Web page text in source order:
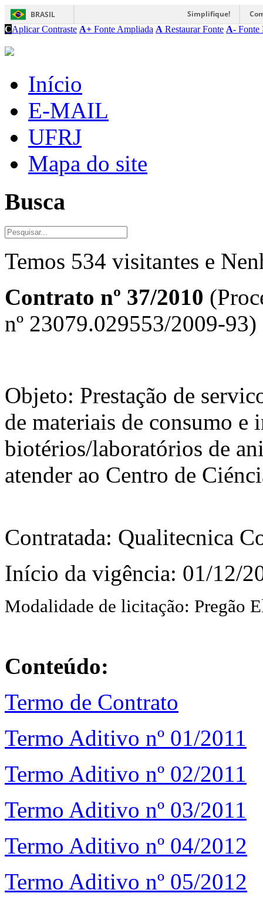
BRASIL Simplifique!
CAplicar Contraste A+ Fonte Ampliada A Restaurar Fonte A- Fonte
Início
E-MAIL
UFRJ
Mapa do site
Busca
Temos 534 visitantes e
Contrato nº 37/2010
nº 23079.029553/2009-93)
Objeto: Prestação de
de materiais de consumo e
biotérios/laboratórios de
atender ao Centro de
Contratada: Qualitecnica
Início da vigência: 01/12/
Modalidade de licitação: Pregão
Conteúdo:
Termo de Contrato
Termo Aditivo nº 01/2011
Termo Aditivo nº 02/2011
Termo Aditivo nº 03/2011
Termo Aditivo nº 04/2012
Termo Aditivo nº 05/2012